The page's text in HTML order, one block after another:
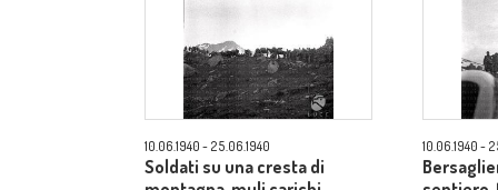
10.06.1940 - 25.06.1940
Soldati su una cresta di
10.06.1940 -